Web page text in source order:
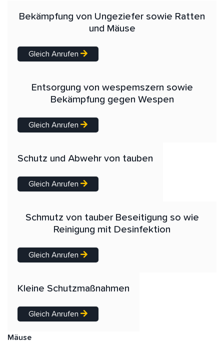
Bekämpfung von Ungeziefer sowie Ratten
und Mäuse
Gleich Anrufen
Entsorgung von wespemszern sowie
Bekämpfung gegen Wespen
Gleich Anrufen
Schutz und Abwehr von tauben
Gleich Anrufen
Schmutz von tauber Beseitigung so wie
Reinigung mit Desinfektion
Gleich Anrufen
Kleine Schutzmaßnahmen
Gleich Anrufen
Mäuse